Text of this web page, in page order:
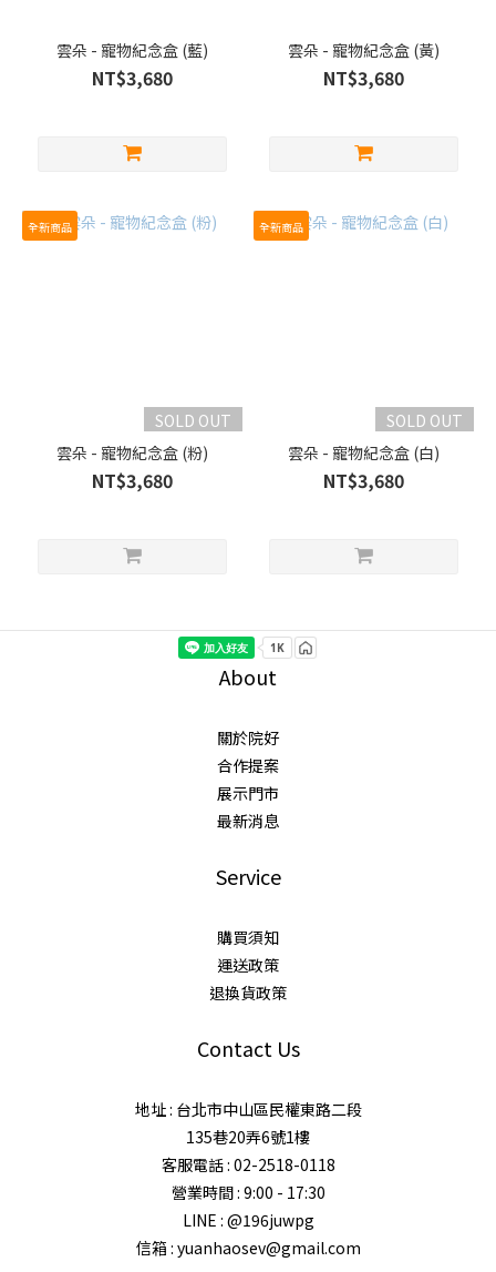
雲朵 - 寵物紀念盒 (藍)
NT$3,680
雲朵 - 寵物紀念盒 (黃)
NT$3,680
全新商品
SOLD OUT
雲朵 - 寵物紀念盒 (粉)
NT$3,680
全新商品
SOLD OUT
雲朵 - 寵物紀念盒 (白)
NT$3,680
About
關於院好
合作提案
展示門市
最新消息
Service
購買須知
運送政策
退換貨政策
Contact Us
地址 : 台北市中山區民權東路二段
135巷20弄6號1樓
客服電話 : 02-2518-0118
營業時間 : 9:00 - 17:30
LINE : @196juwpg
信箱 : yuanhaosev@gmail.com